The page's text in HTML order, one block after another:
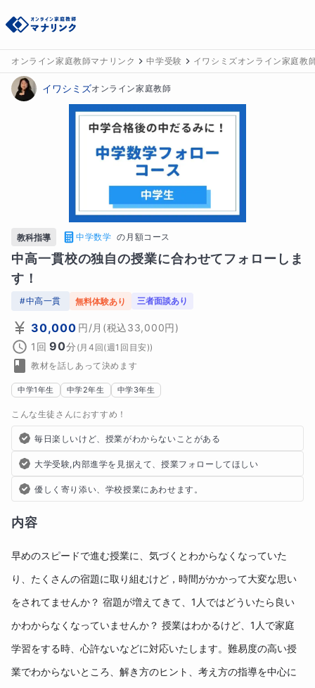
オンライン家庭教師マナリンク 中学受験 イワシミズオンライン家庭教
イワシミズオンライン家庭教師
教科指導 中学数学 の 月額コース
中高一貫校の独自の授業に合わせてフォローしま
す！
#中高一貫 無料体験あり 三者面談あり
30,000 円/月 (税込33,000円)
1回 90分 (月4回(週1回目安))
教材を話しあって決めます
中学1年生 中学2年生 中学3年生
こんな生徒さんにおすすめ！
毎日楽しいけど、授業がわからないことがある
大学受験,内部進学を見据えて、授業フォローしてほしい
優しく寄り添い、学校授業にあわせます。
内容
早めのスピードで進む授業に、気づくとわからなくなっていた
り、たくさんの宿題に取り組むけど，時間がかかって大変な思い
をされてませんか？ 宿題が増えてきて、1人ではどういたら良い
かわからなくなっていませんか？ 授業はわかるけど、1人で家庭
学習をする時、心許ないなどに対応いたします。難易度の高い授
業でわからないところ、解き方のヒント、考え方の指導を中心に